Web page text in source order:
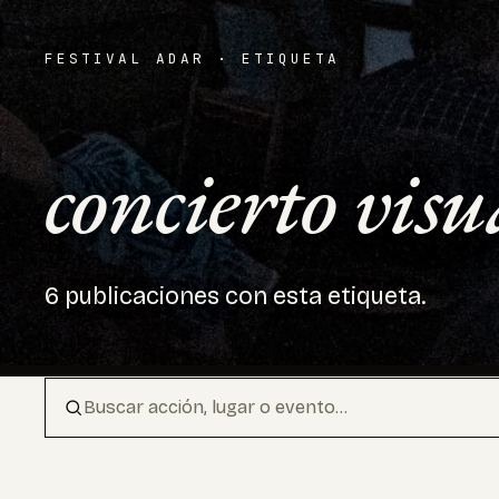
FESTIVAL ADAR · ETIQUETA
concierto
6 publicaciones con esta etiqueta.